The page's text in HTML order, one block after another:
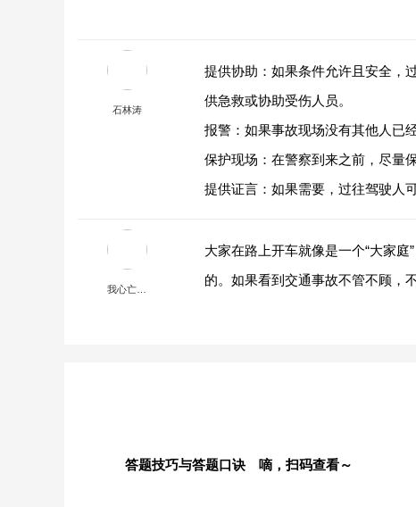
石林涛
提供协助：如果条件允许且安全，
供急救或协助受伤人员。
报警：如果事故现场没有其他人已
保护现场：在警察到来之前，尽量
提供证言：如果需要，过往驾驶人
我心亡…
大家在路上开车就像是一个“大家
的。如果看到交通事故不管不顾，
答题技巧与答题口诀 嘀，扫码查看～